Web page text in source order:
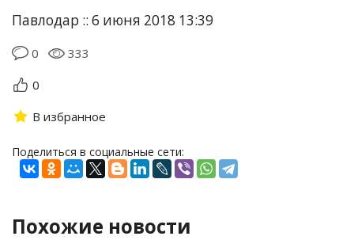
Павлодар :: 6 июня 2018 13:39
0
333
0
В избранное
Поделиться в социальные сети:
Похожие новости